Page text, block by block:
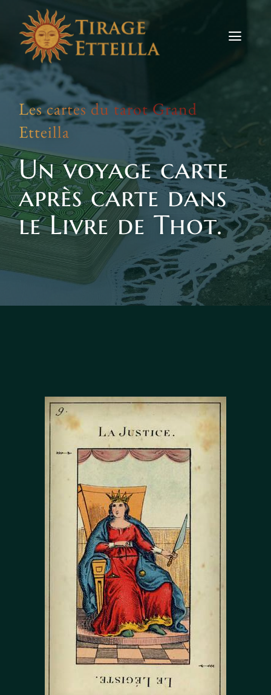
content
Toggle
Tirages
Etteilla
Signes
Actus
Contact
TIRER LES CARTES
Facebook
Les cartes du tarot Grand
Etteilla
Un voyage carte
après carte dans
le Livre de Thot.